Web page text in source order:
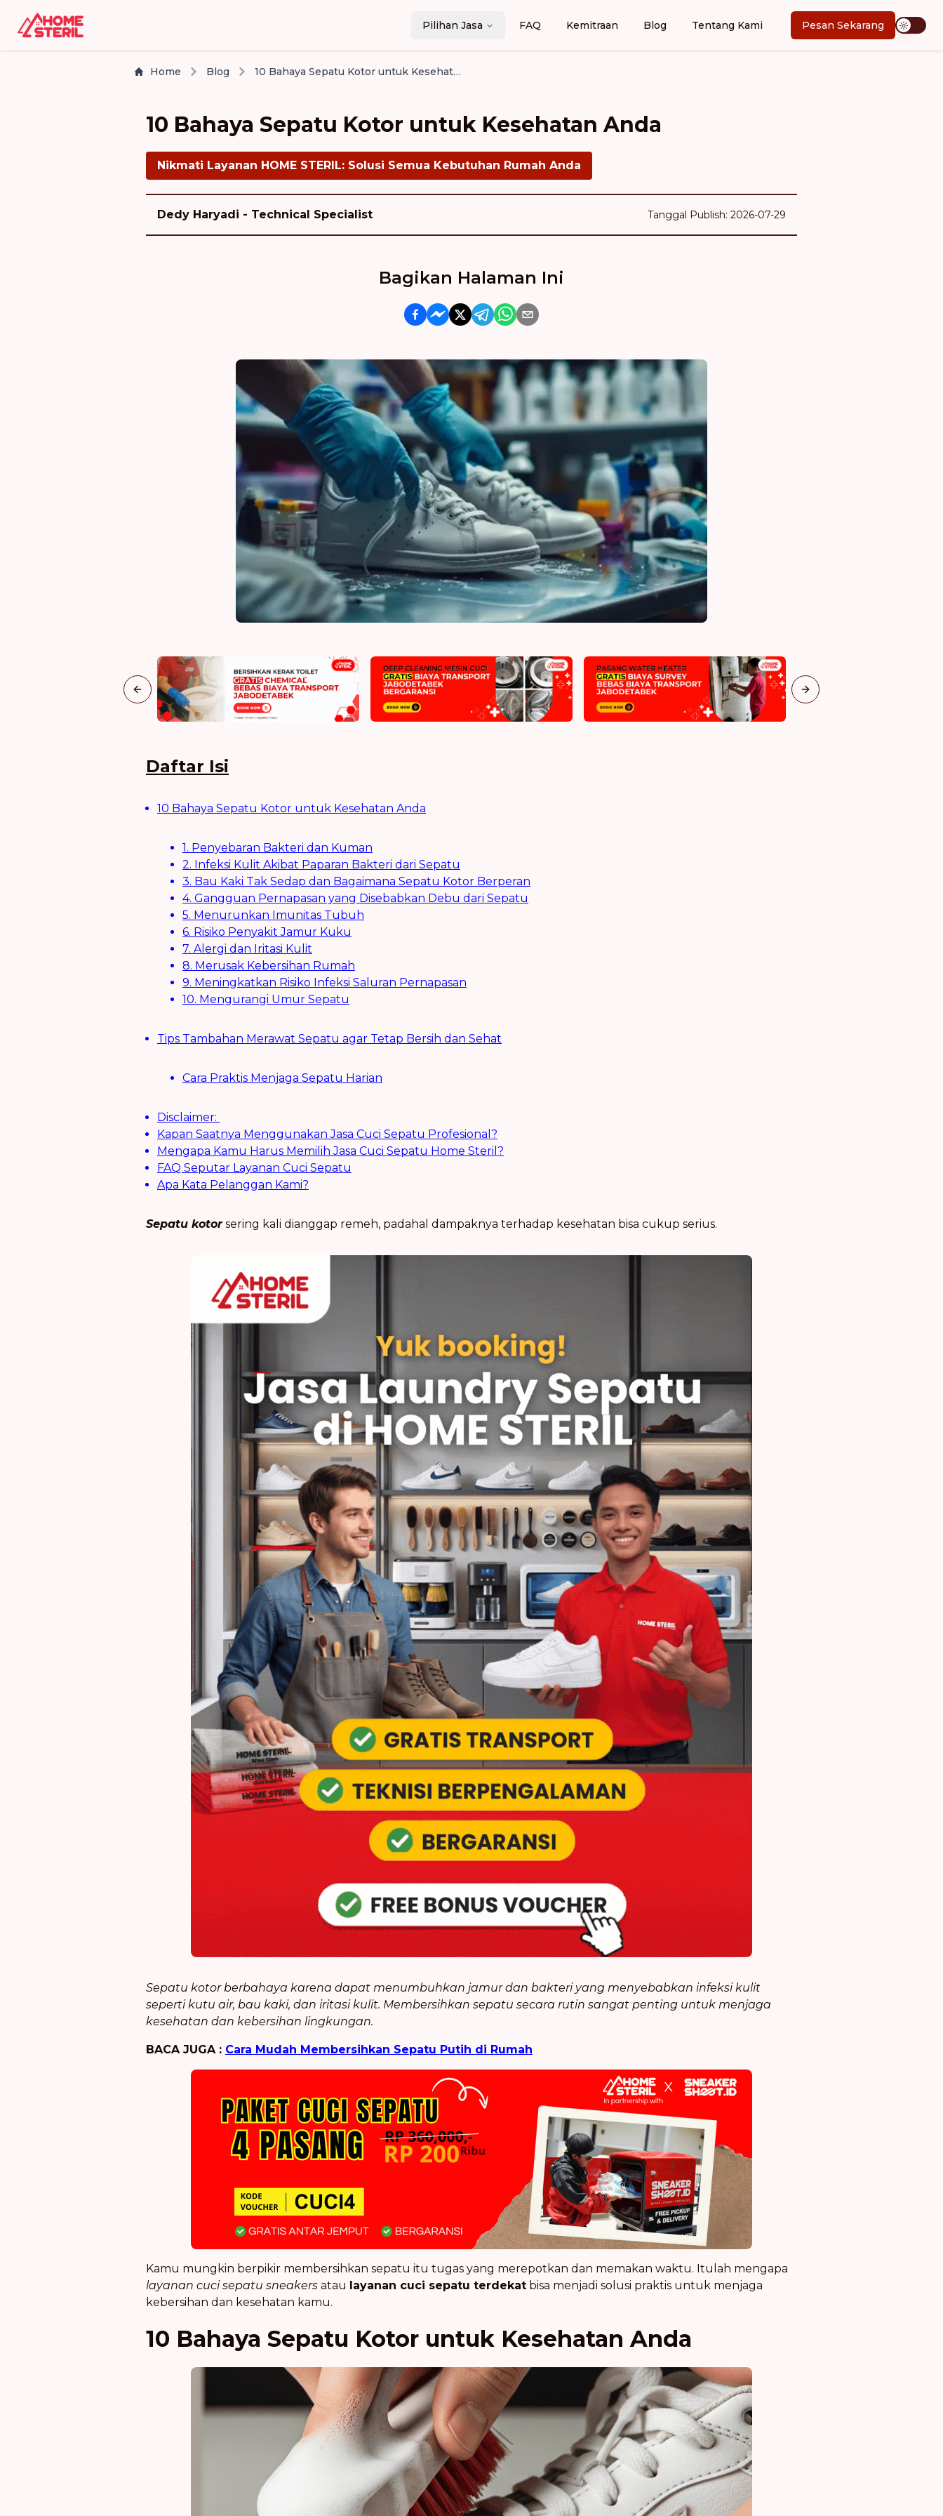
Pilihan Jasa FAQ Kemitraan Blog Tentang Kami Pesan Sekarang
Home Blog 10 Bahaya Sepatu Kotor untuk Kesehatan Anda
10 Bahaya Sepatu Kotor untuk Kesehatan Anda
Nikmati Layanan HOME STERIL: Solusi Semua Kebutuhan Rumah Anda
Dedy Haryadi - Technical Specialist Tanggal Publish: 2026-07-29
Bagikan Halaman Ini
Previous slide Next slide
Daftar Isi
10 Bahaya Sepatu Kotor untuk Kesehatan Anda
1. Penyebaran Bakteri dan Kuman
2. Infeksi Kulit Akibat Paparan Bakteri dari Sepatu
3. Bau Kaki Tak Sedap dan Bagaimana Sepatu Kotor Berperan
4. Gangguan Pernapasan yang Disebabkan Debu dari Sepatu
5. Menurunkan Imunitas Tubuh
6. Risiko Penyakit Jamur Kuku
7. Alergi dan Iritasi Kulit
8. Merusak Kebersihan Rumah
9. Meningkatkan Risiko Infeksi Saluran Pernapasan
10. Mengurangi Umur Sepatu
Tips Tambahan Merawat Sepatu agar Tetap Bersih dan Sehat
Cara Praktis Menjaga Sepatu Harian
Disclaimer:
Kapan Saatnya Menggunakan Jasa Cuci Sepatu Profesional?
Mengapa Kamu Harus Memilih Jasa Cuci Sepatu Home Steril?
FAQ Seputar Layanan Cuci Sepatu
Apa Kata Pelanggan Kami?
Sepatu kotorsering kali dianggap remeh, padahal dampaknya terhadap kesehatan bisa cukup serius.
Sepatu kotor berbahaya karena dapat menumbuhkan jamur dan bakteri yang menyebabkan infeksi kulit
seperti kutu air, bau kaki, dan iritasi kulit. Membersihkan sepatu secara rutin sangat penting untuk menjaga
kesehatan dan kebersihan lingkungan.
BACA JUGA : Cara Mudah Membersihkan Sepatu Putih di Rumah
Kamu mungkin berpikir membersihkan sepatu itu tugas yang merepotkan dan memakan waktu. Itulah mengapa
layanan cuci sepatu sneakers atau layanan cuci sepatu terdekat bisa menjadi solusi praktis untuk menjaga
kebersihan dan kesehatan kamu.
10 Bahaya Sepatu Kotor untuk Kesehatan Anda